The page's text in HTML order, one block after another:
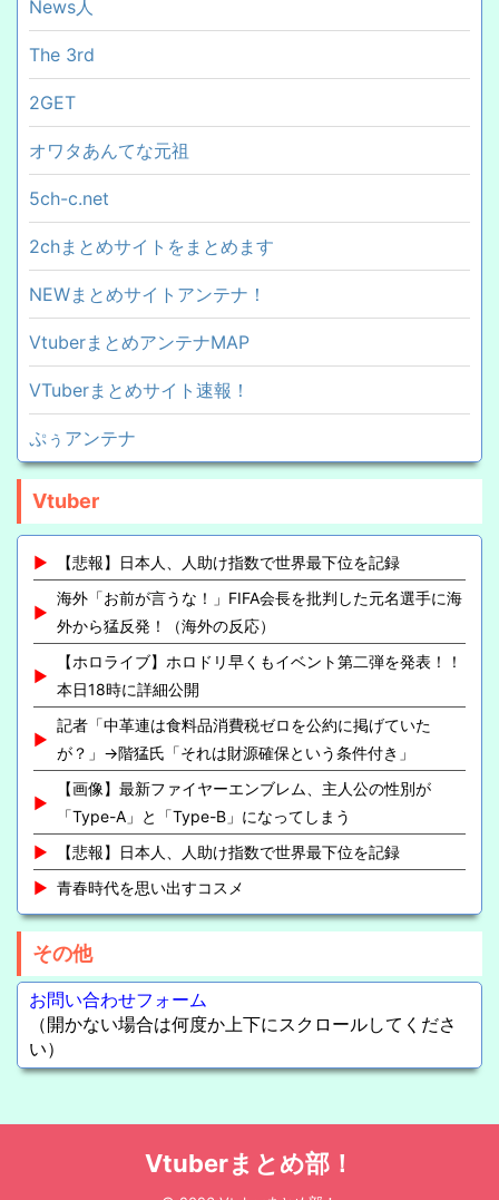
News人
The 3rd
2GET
オワタあんてな元祖
5ch-c.net
2chまとめサイトをまとめます
NEWまとめサイトアンテナ！
VtuberまとめアンテナMAP
VTuberまとめサイト速報！
ぷぅアンテナ
Vtuber
【悲報】日本人、人助け指数で世界最下位を記録
海外「お前が言うな！」FIFA会長を批判した元名選手に海
外から猛反発！（海外の反応）
【ホロライブ】ホロドリ早くもイベント第二弾を発表！！
本日18時に詳細公開
記者「中革連は食料品消費税ゼロを公約に掲げていた
が？」→階猛氏「それは財源確保という条件付き」
【画像】最新ファイヤーエンブレム、主人公の性別が
「Type-A」と「Type-B」になってしまう
【悲報】日本人、人助け指数で世界最下位を記録
青春時代を思い出すコスメ
その他
お問い合わせフォーム
（開かない場合は何度か上下にスクロールしてくださ
い）
Vtuberまとめ部！